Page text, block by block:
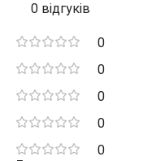
0 відгуків
0
0
0
0
0